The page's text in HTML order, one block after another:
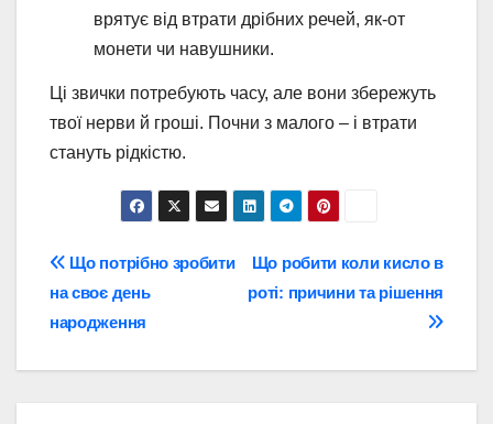
врятує від втрати дрібних речей, як-от
монети чи навушники.
Ці звички потребують часу, але вони збережуть
твої нерви й гроші. Почни з малого – і втрати
стануть рідкістю.
Навігація
записів
Що робити коли кисло в
роті: причини та рішення
Що потрібно зробити
на своє день
народження